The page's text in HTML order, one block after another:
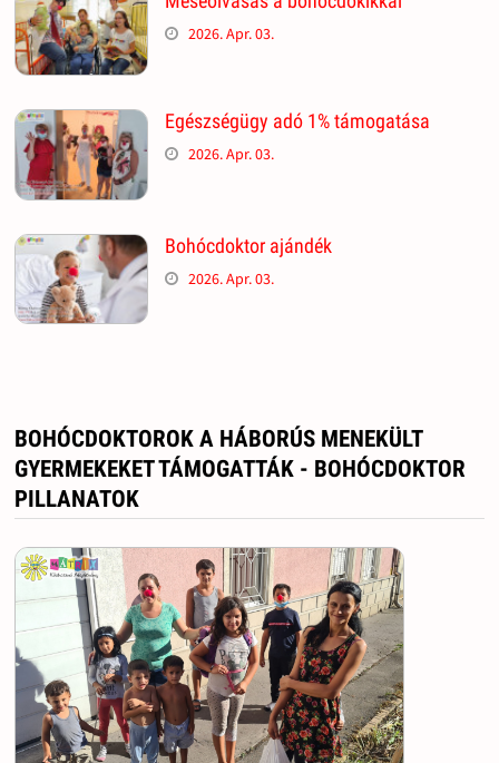
2026. Apr. 03.
Egészségügy adó 1% támogatása
2026. Apr. 03.
Bohócdoktor ajándék
2026. Apr. 03.
BOHÓCDOKTOROK A HÁBORÚS MENEKÜLT
GYERMEKEKET TÁMOGATTÁK - BOHÓCDOKTOR
PILLANATOK